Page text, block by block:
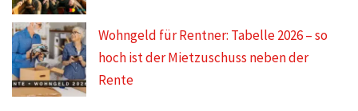
Wohngeld für Rentner: Tabelle 2026 – so
hoch ist der Mietzuschuss neben der
Rente